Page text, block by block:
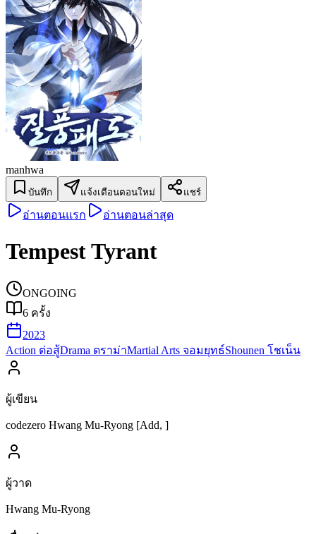
manhwa
บันทึก แจ้งเตือนตอนใหม่ แชร์
อ่านตอนแรก อ่านตอนล่าสุด
Tempest Tyrant
ONGOING
6 ครั้ง
2023
Action ต่อสู้Drama ดราม่าMartial Arts จอมยุทธ์Shounen โชเน็น
ผู้เขียน
codezero Hwang Mu-Ryong [Add, ]
ผู้วาด
Hwang Mu-Ryong